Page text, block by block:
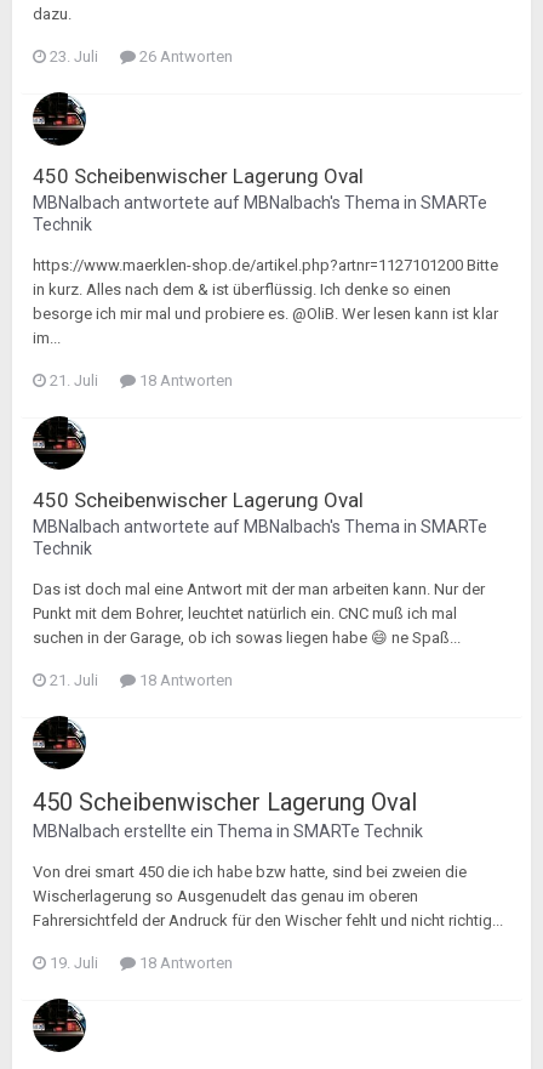
dazu.
23. Juli 26 Antworten
450 Scheibenwischer Lagerung Oval
MBNalbach antwortete auf MBNalbach's Thema in SMARTe
Technik
https://www.maerklen-shop.de/artikel.php?artnr=1127101200 Bitte
in kurz. Alles nach dem & ist überflüssig. Ich denke so einen
besorge ich mir mal und probiere es. @OliB. Wer lesen kann ist klar
im...
21. Juli 18 Antworten
450 Scheibenwischer Lagerung Oval
MBNalbach antwortete auf MBNalbach's Thema in SMARTe
Technik
Das ist doch mal eine Antwort mit der man arbeiten kann. Nur der
Punkt mit dem Bohrer, leuchtet natürlich ein. CNC muß ich mal
suchen in der Garage, ob ich sowas liegen habe 😄 ne Spaß...
21. Juli 18 Antworten
450 Scheibenwischer Lagerung Oval
MBNalbach erstellte ein Thema in SMARTe Technik
Von drei smart 450 die ich habe bzw hatte, sind bei zweien die
Wischerlagerung so Ausgenudelt das genau im oberen
Fahrersichtfeld der Andruck für den Wischer fehlt und nicht richtig...
19. Juli 18 Antworten